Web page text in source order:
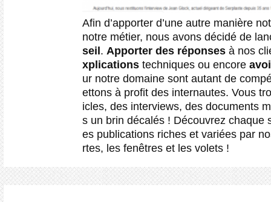
Afin d’apporter d’une autre manière
notre métier, nous avons décidé de
seil. Apporter des réponses à nos
xplications techniques ou encore
ur notre domaine sont autant de
ettons à profit des internautes. Vous
icles, des interviews, des documents
s un brin décalés ! Découvrez chaque
es publications riches et variées par
rtes, les fenêtres et les volets !